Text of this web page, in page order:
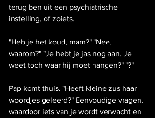
terug ben uit een psychiatrische
instelling, of zoiets.
"Heb je het koud, mam?" "Nee,
waarom?" "Je hebt je jas nog aan. Je
weet toch waar hij moet hangen?" "?"
Pap komt thuis. "Heeft kleine zus haar
woordjes geleerd?" Eenvoudige vragen,
waardoor iets van je wordt verwacht en